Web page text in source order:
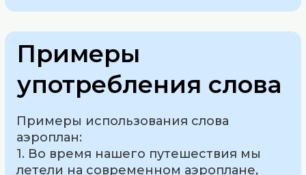
Примеры
употребления слова
Примеры использования слова
аэроплан:
1. Во время нашего путешествия мы
летели на современном аэроплане,